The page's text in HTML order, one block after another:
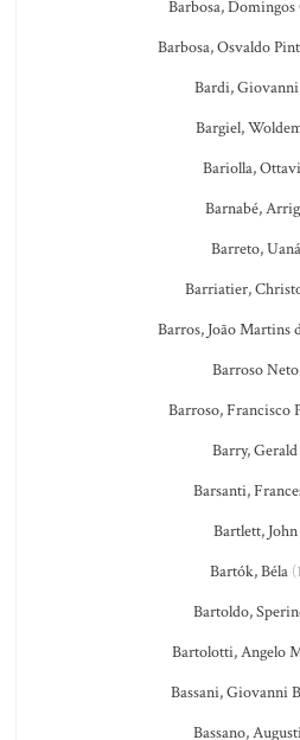
Barbosa, Domingos
Barbosa, Osvaldo
Bardi,
Bargiel,
Bariolla,
Barnabé,
Barreto, Uaná
Barriatier,
Barros, João Martins
Barroso Neto
Barroso, Francisco
Barry, Gerald
Barsanti,
Bartlett, John
Bartók, Béla
Bartoldo,
Bartolotti, Angelo
Bassani, Giovanni
Bassano,